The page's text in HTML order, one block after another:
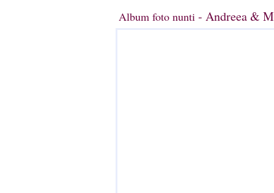
Album foto nunti - Andreea &